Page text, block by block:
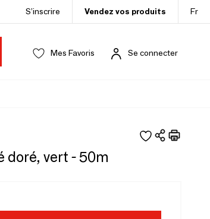
S’inscrire Vendez vos produits Fr
Mes Favoris Se connecter
doré, vert - 50m